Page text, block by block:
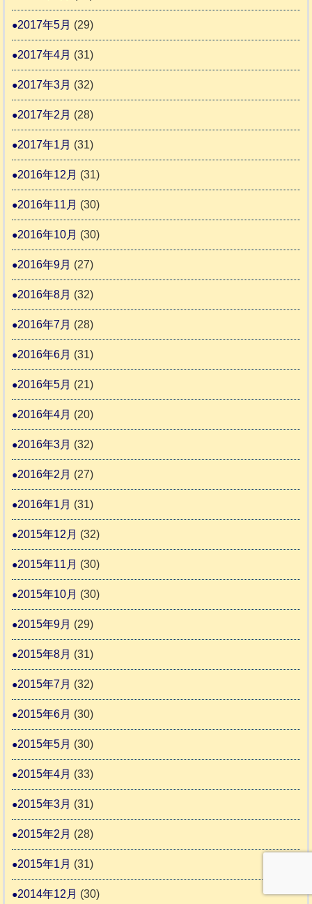
2017年5月 (29)
2017年4月 (31)
2017年3月 (32)
2017年2月 (28)
2017年1月 (31)
2016年12月 (31)
2016年11月 (30)
2016年10月 (30)
2016年9月 (27)
2016年8月 (32)
2016年7月 (28)
2016年6月 (31)
2016年5月 (21)
2016年4月 (20)
2016年3月 (32)
2016年2月 (27)
2016年1月 (31)
2015年12月 (32)
2015年11月 (30)
2015年10月 (30)
2015年9月 (29)
2015年8月 (31)
2015年7月 (32)
2015年6月 (30)
2015年5月 (30)
2015年4月 (33)
2015年3月 (31)
2015年2月 (28)
2015年1月 (31)
2014年12月 (30)